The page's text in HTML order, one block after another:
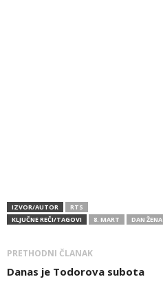
IZVOR/AUTOR
RTS
KLJUČNE REČI/TAGOVI
8. MART DAN ŽENA
PRETHODNI ČLANAK
Danas je Todorova subota